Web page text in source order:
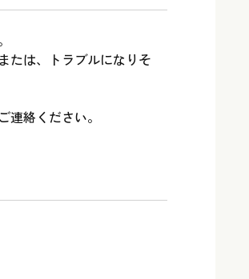
たは、トラブルになりそ
絡ください。